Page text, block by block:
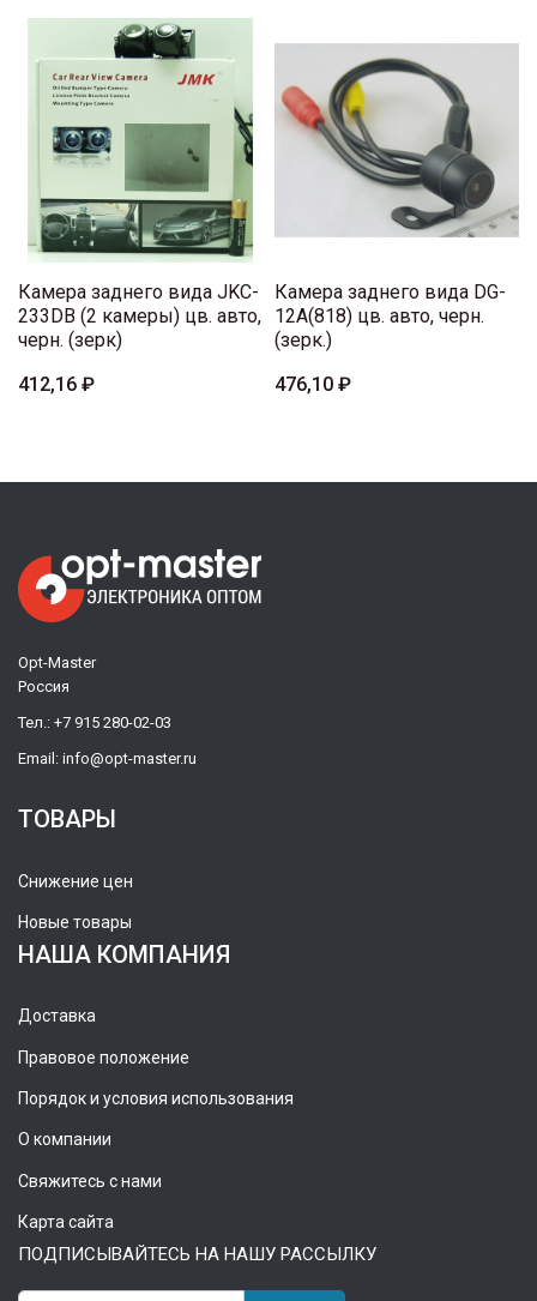
Камера заднего вида JKC-
233DB (2 камеры) цв. авто,
черн. (зерк)
412,16 ₽
Камера заднего вида DG-
12A(818) цв. авто, черн.
(зерк.)
476,10 ₽
Opt-Master
Россия
Тел.: +7 915 280-02-03
Email: info@opt-master.ru
ТОВАРЫ
Снижение цен
Новые товары
НАША КОМПАНИЯ
Доставка
Правовое положение
Порядок и условия использования
О компании
Свяжитесь с нами
Карта сайта
ПОДПИСЫВАЙТЕСЬ НА НАШУ РАССЫЛКУ